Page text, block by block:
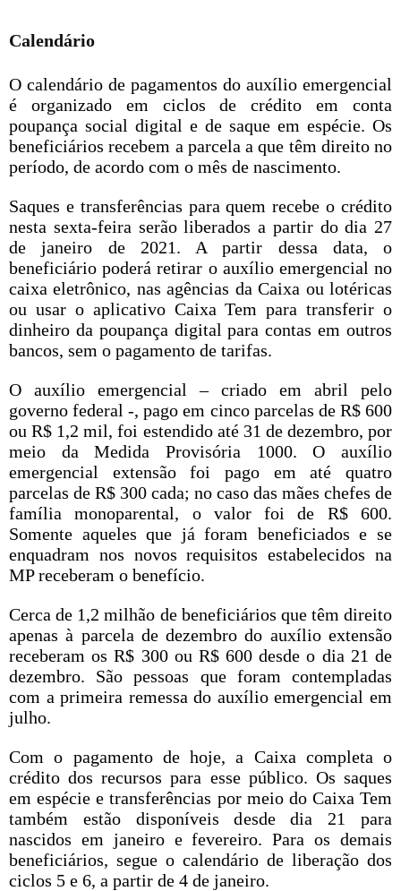
Calendário
O calendário de pagamentos do auxílio emergencial
é organizado em ciclos de crédito em conta
poupança social digital e de saque em espécie. Os
beneficiários recebem a parcela a que têm direito no
período, de acordo com o mês de nascimento.
Saques e transferências para quem recebe o crédito
nesta sexta-feira serão liberados a partir do dia 27
de janeiro de 2021. A partir dessa data, o
beneficiário poderá retirar o auxílio emergencial no
caixa eletrônico, nas agências da Caixa ou lotéricas
ou usar o aplicativo Caixa Tem para transferir o
dinheiro da poupança digital para contas em outros
bancos, sem o pagamento de tarifas.
O auxílio emergencial – criado em abril pelo
governo federal -, pago em cinco parcelas de R$ 600
ou R$ 1,2 mil, foi estendido até 31 de dezembro, por
meio da Medida Provisória 1000. O auxílio
emergencial extensão foi pago em até quatro
parcelas de R$ 300 cada; no caso das mães chefes de
família monoparental, o valor foi de R$ 600.
Somente aqueles que já foram beneficiados e se
enquadram nos novos requisitos estabelecidos na
MP receberam o benefício.
Cerca de 1,2 milhão de beneficiários que têm direito
apenas à parcela de dezembro do auxílio extensão
receberam os R$ 300 ou R$ 600 desde o dia 21 de
dezembro. São pessoas que foram contempladas
com a primeira remessa do auxílio emergencial em
julho.
Com o pagamento de hoje, a Caixa completa o
crédito dos recursos para esse público. Os saques
em espécie e transferências por meio do Caixa Tem
também estão disponíveis desde dia 21 para
nascidos em janeiro e fevereiro. Para os demais
beneficiários, segue o calendário de liberação dos
ciclos 5 e 6, a partir de 4 de janeiro.